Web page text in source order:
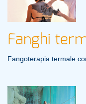
Fanghi
Fangoterapia termale